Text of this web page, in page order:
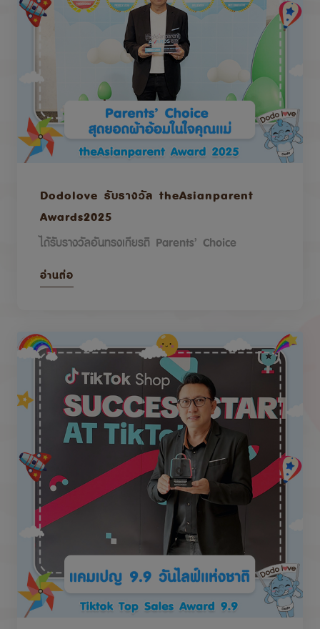
Dodolove รับรางวัล theAsianparent
Awards2025
ได้รับรางวัลอันทรงเกียรติ Parents’ Choice
อ่านต่อ